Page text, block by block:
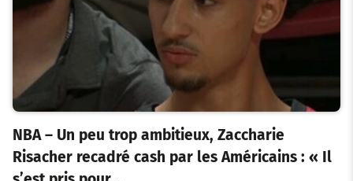
NBA – Un peu trop ambitieux, Zaccharie
Risacher recadré cash par les Américains : « Il